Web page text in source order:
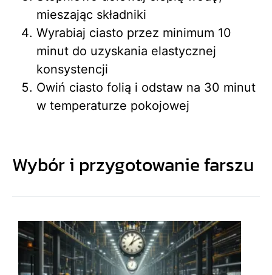
mieszając składniki
Wyrabiaj ciasto przez minimum 10
minut do uzyskania elastycznej
konsystencji
Owiń ciasto folią i odstaw na 30 minut
w temperaturze pokojowej
Wybór i przygotowanie farszu